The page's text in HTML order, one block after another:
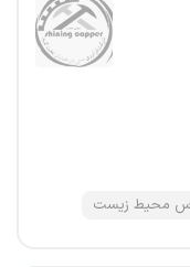
محیط زیست